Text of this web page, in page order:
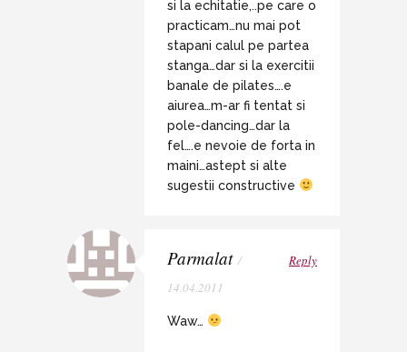
si la echitatie,..pe care o
practicam…nu mai pot
stapani calul pe partea
stanga…dar si la exercitii
banale de pilates….e
aiurea…m-ar fi tentat si
pole-dancing…dar la
fel….e nevoie de forta in
maini…astept si alte
sugestii constructive
Parmalat /
14.04.2011
Reply
Waw…